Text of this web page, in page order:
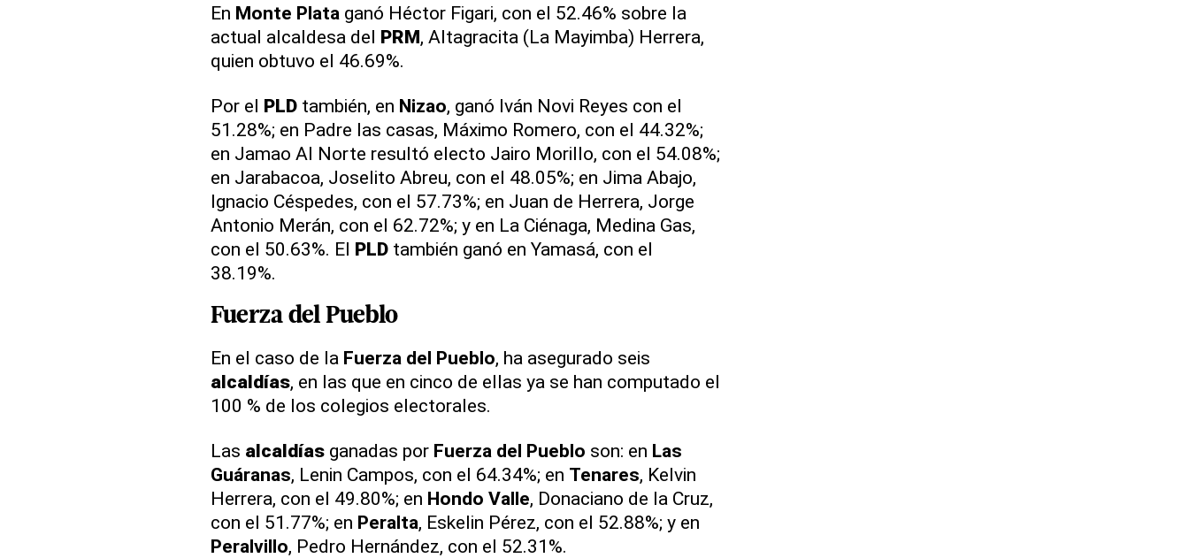
En Monte Plata ganó Héctor Figari, con el 52.46% sobre la
actual alcaldesa del PRM, Altagracita (La Mayimba) Herrera,
quien obtuvo el 46.69%.
Por el PLDtambién, en Nizao, ganó Iván Novi Reyes con el
51.28%; en Padre las casas, Máximo Romero, con el 44.32%;
en Jamao Al Norte resultó electo Jairo Morillo, con el 54.08%;
en Jarabacoa, Joselito Abreu, con el 48.05%; en Jima Abajo,
Ignacio Céspedes, con el 57.73%; en Juan de Herrera, Jorge
Antonio Merán, con el 62.72%; y en La Ciénaga, Medina Gas,
con el 50.63%. El PLDtambién ganó en Yamasá, con el
38.19%.
Fuerza del Pueblo
En el caso de la Fuerza del Pueblo, ha asegurado seis
alcaldías, en las que en cinco de ellas ya se han computado el
100 % de los colegios electorales.
Las alcaldíasganadas por Fuerza del Pueblo son: en Las
Guáranas, Lenin Campos, con el 64.34%; en Tenares, Kelvin
Herrera, con el 49.80%; en Hondo Valle, Donaciano de la Cruz,
con el 51.77%; en Peralta, Eskelin Pérez, con el 52.88%; y en
Peralvillo, Pedro Hernández, con el 52.31%.